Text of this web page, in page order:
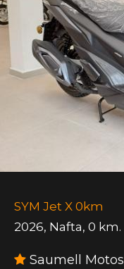
SYM Jet X 0km
2026, Nafta, 0 km.
Saumell Motos